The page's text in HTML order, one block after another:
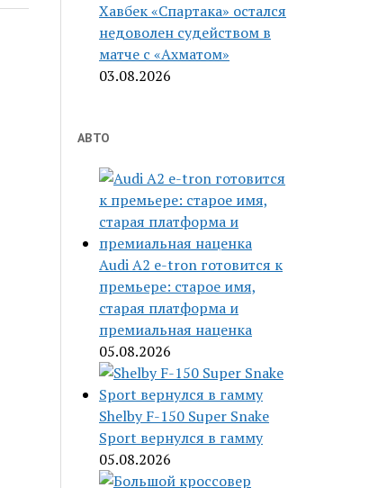
Хавбек «Спартака» остался
недоволен судейством в
матче с «Ахматом»
03.08.2026
АВТО
Audi A2 e-tron готовится к
премьере: старое имя,
старая платформа и
премиальная наценка
05.08.2026
Shelby F-150 Super Snake
Sport вернулся в гамму
05.08.2026